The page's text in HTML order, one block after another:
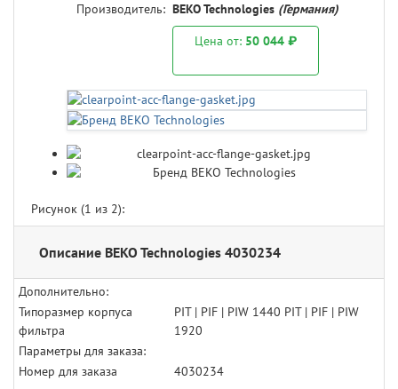
Производитель: BEKO Technologies (Германия)
Цена от: 50 044 ₽
Рисунок (1 из 2):
Описание BEKO Technologies 4030234
Дополнительно:
Типоразмер корпуса
фильтра
PIT | PIF | PIW 1440 PIT | PIF | PIW
1920
Параметры для заказа:
Номер для заказа
4030234